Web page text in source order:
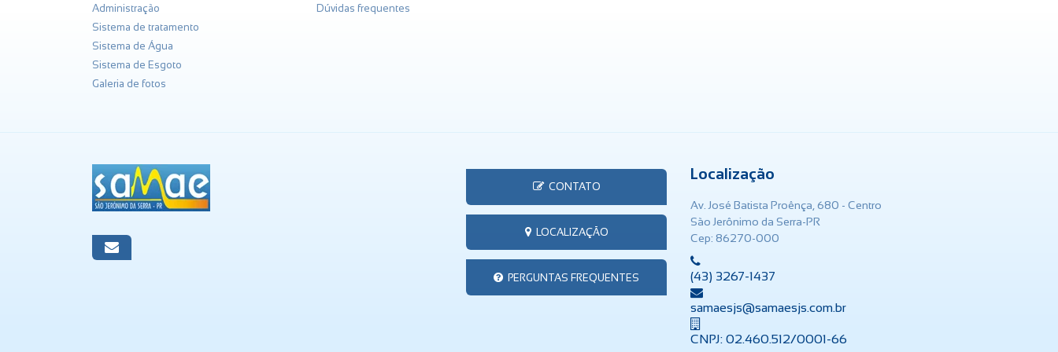
Administração
Sistema de tratamento
Sistema de Água
Sistema de Esgoto
Galeria de fotos
Dúvidas frequentes
CONTATO
LOCALIZAÇÃO
PERGUNTAS FREQUENTES
Localização
Av. José Batista Proênça, 680 - Centro
São Jerônimo da Serra-PR
Cep: 86270-000
(43) 3267-1437
samaesjs@samaesjs.com.br
CNPJ: 02.460.512/0001-66